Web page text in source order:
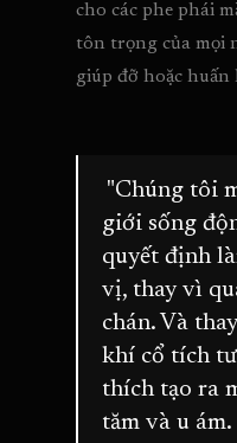
cho các phe phái
tôn trọng của mọi
giúp đỡ hoặc huấn
"Chúng tôi
giới sống
quyết định
vị, thay vì
chán. Và
khí cổ tích
thích tạo ra
tăm và u